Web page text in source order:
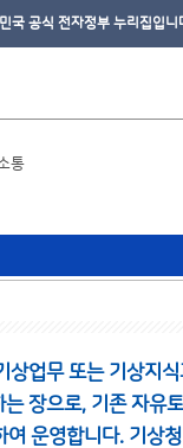
국 공식 전자정부 누리집입니
통
상업무 또는 기상지
는 장으로, 기존 자유
여 운영합니다. 기상